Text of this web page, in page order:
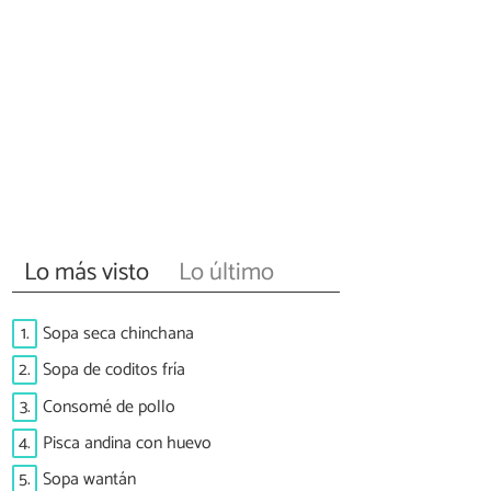
Lo más visto Lo último
1. Sopa seca chinchana
2. Sopa de coditos fría
3. Consomé de pollo
4. Pisca andina con huevo
5. Sopa wantán